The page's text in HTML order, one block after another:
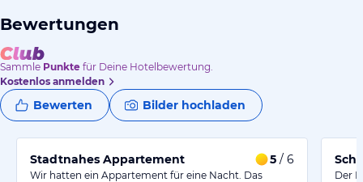
Bewertungen
Sammle Punkte für Deine Hotelbewertung.
Kostenlos anmelden
Bewerten Bilder hochladen
Stadtnahes Appartement 5 / 6
Wir hatten ein Appartement für eine Nacht. Das
Der